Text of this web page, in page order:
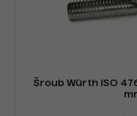
Šroub Würth ISO